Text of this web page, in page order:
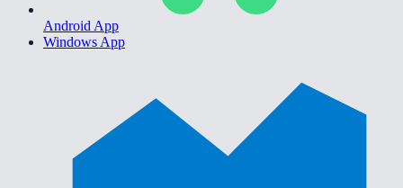
Android App
Windows App